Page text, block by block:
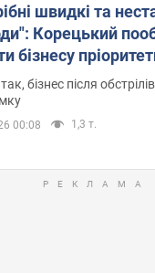
швидкі та
Корецький
бізнесу
до наявних
бізнес після
00:08 1,3 т.